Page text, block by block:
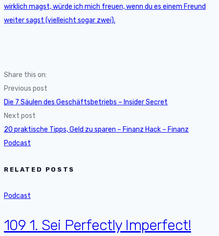
wirklich magst, würde ich mich freuen, wenn du es einem Freund
weiter sagst (vielleicht sogar zwei).
Share this on:
Previous post
Die 7 Säulen des Geschäftsbetriebs – Insider Secret
Next post
20 praktische Tipps, Geld zu sparen – Finanz Hack – Finanz
Podcast
RELATED POSTS
Podcast
109 1. Sei Perfectly Imperfect!